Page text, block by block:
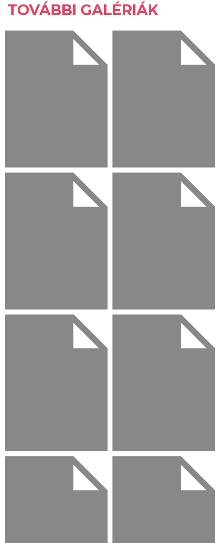
TOVÁBBI GALÉRIÁK